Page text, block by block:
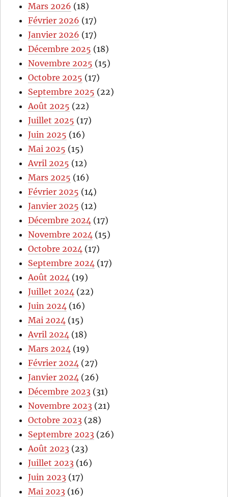
Mars 2026 (18)
Février 2026 (17)
Janvier 2026 (17)
Décembre 2025 (18)
Novembre 2025 (15)
Octobre 2025 (17)
Septembre 2025 (22)
Août 2025 (22)
Juillet 2025 (17)
Juin 2025 (16)
Mai 2025 (15)
Avril 2025 (12)
Mars 2025 (16)
Février 2025 (14)
Janvier 2025 (12)
Décembre 2024 (17)
Novembre 2024 (15)
Octobre 2024 (17)
Septembre 2024 (17)
Août 2024 (19)
Juillet 2024 (22)
Juin 2024 (16)
Mai 2024 (15)
Avril 2024 (18)
Mars 2024 (19)
Février 2024 (27)
Janvier 2024 (26)
Décembre 2023 (31)
Novembre 2023 (21)
Octobre 2023 (28)
Septembre 2023 (26)
Août 2023 (23)
Juillet 2023 (16)
Juin 2023 (17)
Mai 2023 (16)